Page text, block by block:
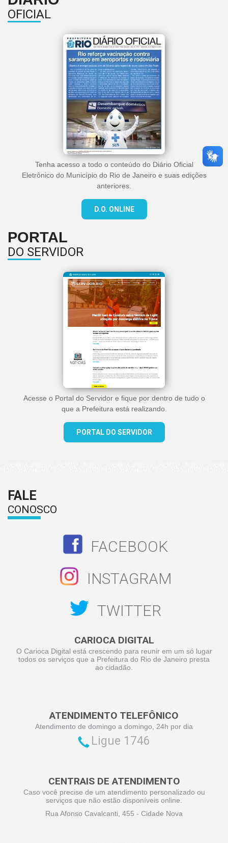
OFICIAL
Tenha acesso a todo o conteúdo do Diário Oficial
Eletrônico do Município do Rio de Janeiro e suas edições
anteriores.
D.O. ONLINE
PORTAL
DO SERVIDOR
Acesse o Portal do Servidor e fique por dentro de tudo o
que a Prefeitura está realizando.
PORTAL DO SERVIDOR
FALE
CONOSCO
FACEBOOK
INSTAGRAM
TWITTER
CARIOCA DIGITAL
O Carioca Digital está crescendo para reunir em um só lugar
todos os serviços que a Prefeitura do Rio de Janeiro presta
ao cidadão.
ATENDIMENTO TELEFÔNICO
Atendimento de domingo a domingo, 24h por dia
Ligue 1746
CENTRAIS DE ATENDIMENTO
Caso você precise de um atendimento personalizado ou
serviços que não estão disponíveis online.
Rua Afonso Cavalcanti, 455 - Cidade Nova